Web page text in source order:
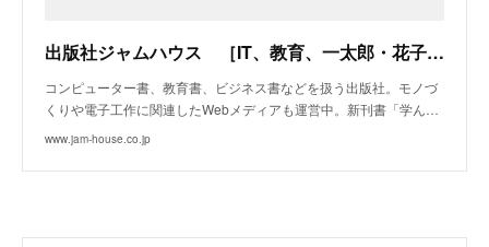
出版社ジャムハウス ［IT、教育、一太郎・花子、モノづくりに関する書籍］
コンピューター書、教育書、ビジネス書などを扱う出版社。モノづ
くりや電子工作に関連したWebメディアも運営中。新刊書「学ん…
www.jam-house.co.jp